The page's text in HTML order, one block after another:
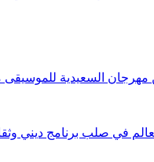
السعيدية للموسيقى من 5 إلى 9 غشت
في صلب برنامج ديني